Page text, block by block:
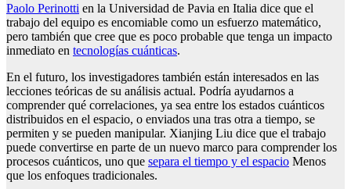
Paolo Perinotti en la Universidad de Pavia en Italia dice que el
trabajo del equipo es encomiable como un esfuerzo matemático,
pero también que cree que es poco probable que tenga un impacto
inmediato en tecnologías cuánticas.
En el futuro, los investigadores también están interesados en las
lecciones teóricas de su análisis actual. Podría ayudarnos a
comprender qué correlaciones, ya sea entre los estados cuánticos
distribuidos en el espacio, o enviados una tras otra a tiempo, se
permiten y se pueden manipular. Xianjing Liu dice que el trabajo
puede convertirse en parte de un nuevo marco para comprender los
procesos cuánticos, uno que separa el tiempo y el espacio Menos
que los enfoques tradicionales.